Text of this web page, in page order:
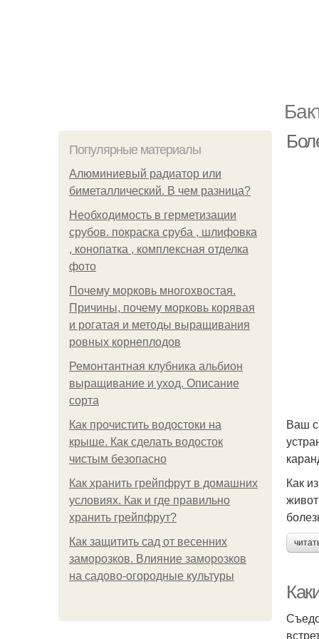
Популярные материалы
Алюминиевый радиатор или
биметаллический. В чем разница?
Необходимость в герметизации
срубов. покраска сруба , шлифовка
, конопатка , комплексная отделка
фото
Почему морковь многохвостая.
Причины, почему морковь корявая
и рогатая и методы выращивания
ровных корнеплодов
Ремонтантная клубника альбион
выращивание и уход. Описание
сорта
Как прочистить водостоки на
крыше. Как сделать водосток
чистым безопасно
Как хранить грейпфрут в домашних
условиях. Как и где правильно
хранить грейпфрут?
Как защитить сад от весенних
заморозков. Влияние заморозков
на садово-огородные культуры
Ваш
Как